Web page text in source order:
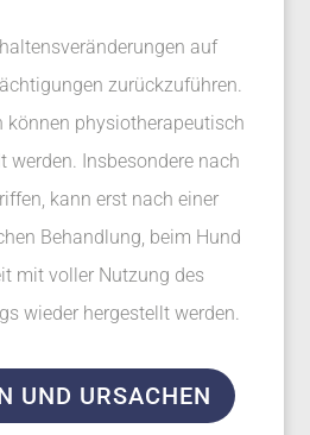
auf
zurückzuführen.
können physiotherapeutisch
werden. Insbesondere nach
kann erst nach einer
Behandlung, beim Hund
mit voller Nutzung des
wieder hergestellt werden.
UND URSACHEN